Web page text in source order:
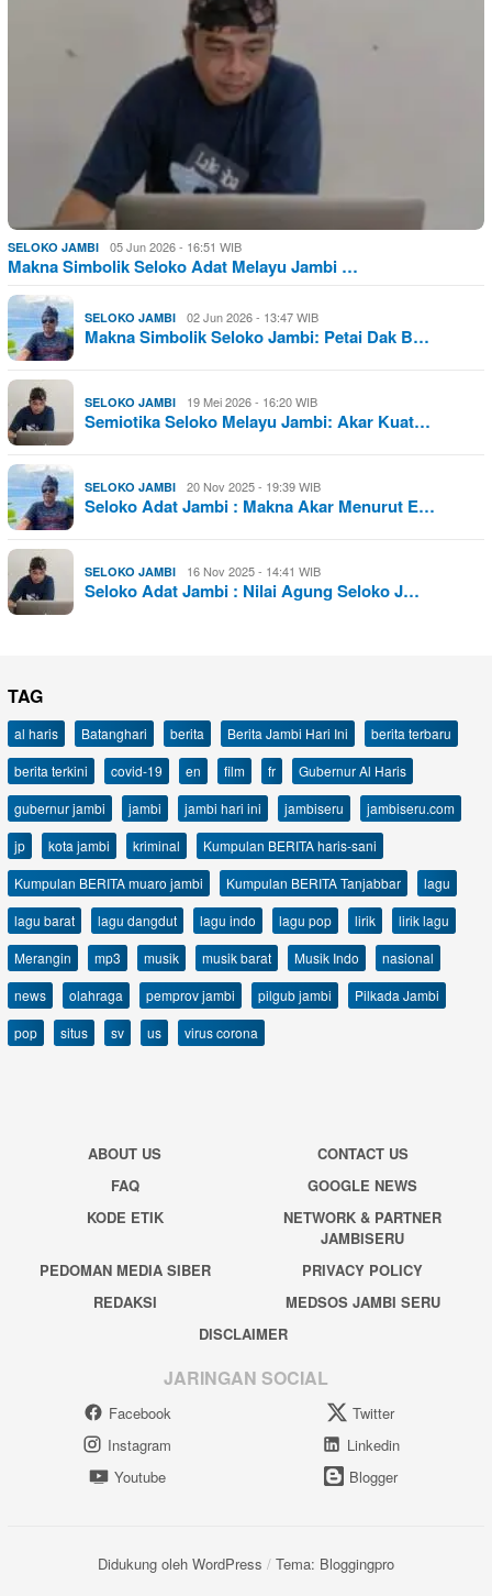
SELOKO JAMBI 05 Jun 2026 - 16:51 WIB
Makna Simbolik Seloko Adat Melayu Jambi …
SELOKO JAMBI 02 Jun 2026 - 13:47 WIB
Makna Simbolik Seloko Jambi: Petai Dak B…
SELOKO JAMBI 19 Mei 2026 - 16:20 WIB
Semiotika Seloko Melayu Jambi: Akar Kuat…
SELOKO JAMBI 20 Nov 2025 - 19:39 WIB
Seloko Adat Jambi : Makna Akar Menurut E…
SELOKO JAMBI 16 Nov 2025 - 14:41 WIB
Seloko Adat Jambi : Nilai Agung Seloko J…
TAG
al haris Batanghari berita Berita Jambi Hari Ini
berita terbaru
berita terkini
covid-19 en film fr
Gubernur Al Haris
gubernur jambi
jambi jambi hari ini jambiseru
jambiseru.com
jp
kota jambi kriminal
Kumpulan BERITA haris-sani
Kumpulan BERITA muaro jambi
Kumpulan BERITA Tanjabbar
lagu
lagu barat
lagu dangdut lagu indo lagu pop lirik
lirik lagu
Merangin
mp3 musik musik barat Musik Indo
nasional
news
olahraga pemprov jambi pilgub jambi
Pilkada Jambi
pop
situs sv us virus corona
ABOUT US
CONTACT US
FAQ
GOOGLE NEWS
KODE ETIK
NETWORK & PARTNER
JAMBISERU
PEDOMAN MEDIA SIBER
PRIVACY POLICY
REDAKSI
MEDSOS JAMBI SERU
DISCLAIMER
JARINGAN SOCIAL
Facebook
Twitter
Instagram
Linkedin
Youtube
Blogger
Didukung oleh WordPress / Tema: Bloggingpro